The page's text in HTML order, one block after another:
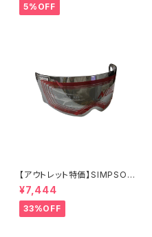
5%OFF
【アウトレット特価】SIMPSON
M30用クローム/ライトスモーク
シールド
¥7,444
33%OFF